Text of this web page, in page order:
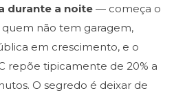
durante a noite — começa o
quem não tem garagem,
em crescimento, e o
repõe tipicamente de 20% a
O segredo é deixar de